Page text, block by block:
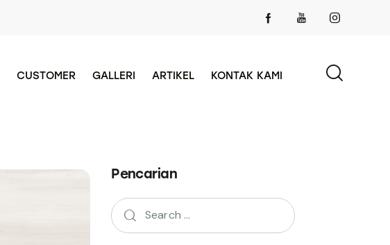
CUSTOMER GALLERI ARTIKEL KONTAK KAMI
Pencarian